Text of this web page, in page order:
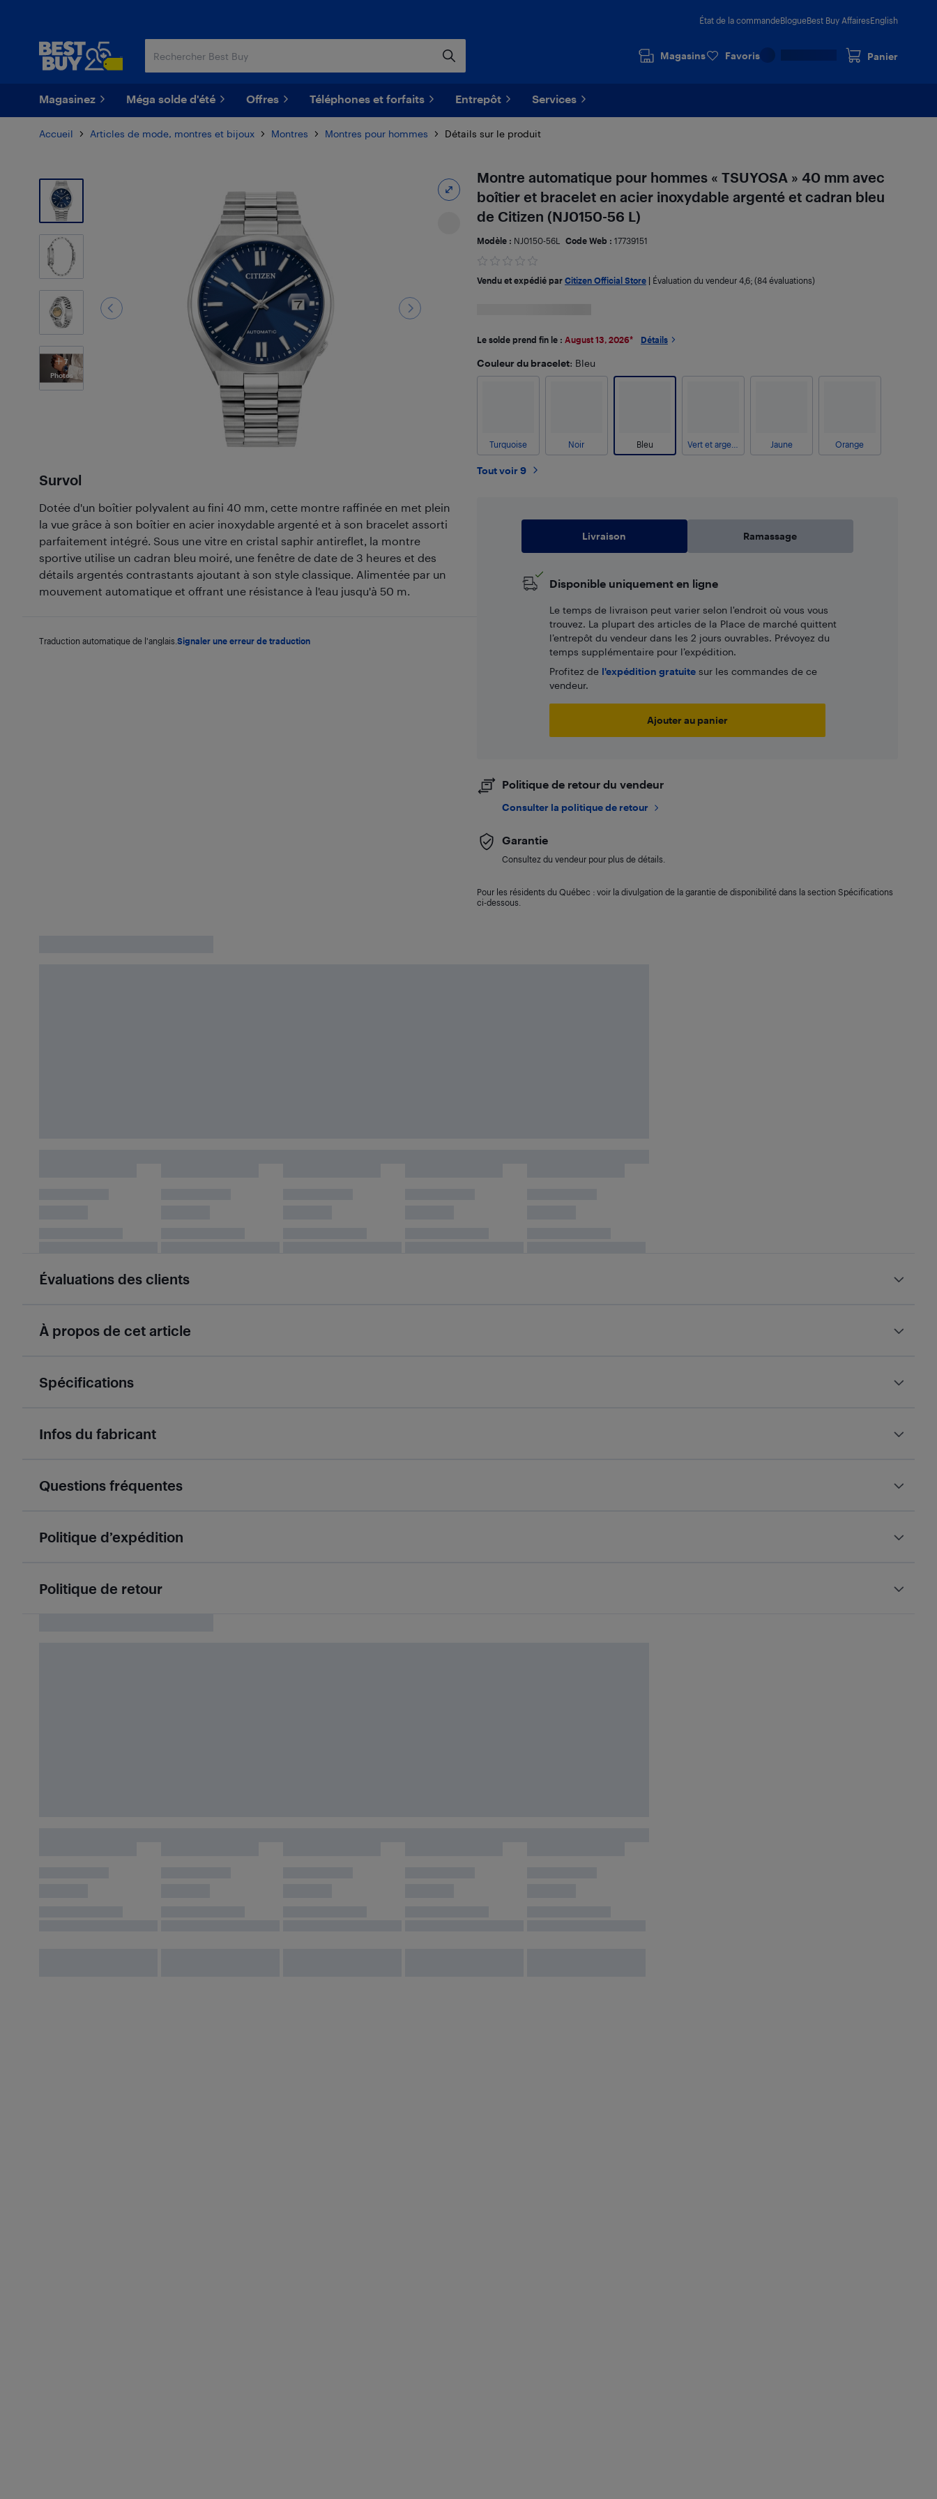
État de la commandeBlogueBest Buy AffairesEnglish
Magasins Favoris Panier
Magasinez Méga solde d'été Offres Téléphones et forfaits Entrepôt Services
Accueil Articles de mode, montres et bijoux Montres Montres pour hommes Détails sur le produit
7
Photos
Survol
Dotée d'un boîtier polyvalent au fini 40 mm, cette montre raffinée en met plein
la vue grâce à son boîtier en acier inoxydable argenté et à son bracelet assorti
parfaitement intégré. Sous une vitre en cristal saphir antireflet, la montre
sportive utilise un cadran bleu moiré, une fenêtre de date de 3 heures et des
détails argentés contrastants ajoutant à son style classique. Alimentée par un
mouvement automatique et offrant une résistance à l'eau jusqu'à 50 m.
Traduction automatique de l'anglais. Signaler une erreur de traduction
Montre automatique pour hommes « TSUYOSA » 40 mm avec
boîtier et bracelet en acier inoxydable argenté et cadran bleu
de Citizen (NJ0150-56 L)
Modèle : NJ0150-56L Code Web : 17739151
Vendu et expédié par Citizen Official Store| Évaluation du vendeur 4,6; (84 évaluations)
Le solde prend fin le : August 13, 2026* Détails
Couleur du bracelet: Bleu
Turquoise Noir Bleu Vert et argenté Jaune Orange
Tout voir 9
Livraison Ramassage
Disponible uniquement en ligne
Le temps de livraison peut varier selon l'endroit où vous vous
trouvez. La plupart des articles de la Place de marché quittent
l’entrepôt du vendeur dans les 2 jours ouvrables. Prévoyez du
temps supplémentaire pour l’expédition.
Profitez de l'expédition gratuitesur les commandes de ce
vendeur.
Ajouter au panier
Politique de retour du vendeur
Consulter la politique de retour
Garantie
Consultez du vendeur pour plus de détails.
Pour les résidents du Québec : voir la divulgation de la garantie de disponibilité dans la section Spécifications
ci-dessous.
Évaluations des clients
À propos de cet article
Spécifications
Infos du fabricant
Questions fréquentes
Politique d’expédition
Politique de retour